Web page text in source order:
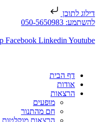
דילוג לתוכן
להשתמע: 050-5650983
Facebook Linkedin Youtube
דף הבית
אודות
הרצאות
מופעים
חם מהתנור
הרצאות מוקלטות